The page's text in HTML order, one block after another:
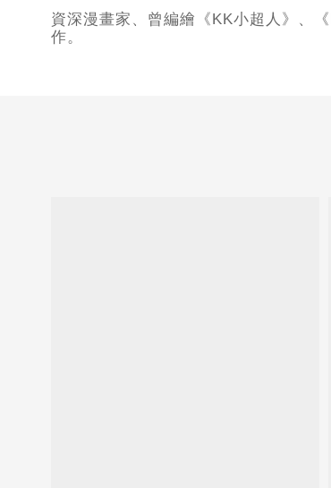
資深漫畫家、曾編繪《KK小超人》、
作。